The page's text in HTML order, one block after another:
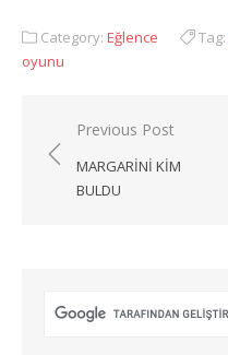
Category: Eğlence Tag:
oyunu
Yazı
gezinmesi
Previous Post
MARGARINI KIM
BULDU